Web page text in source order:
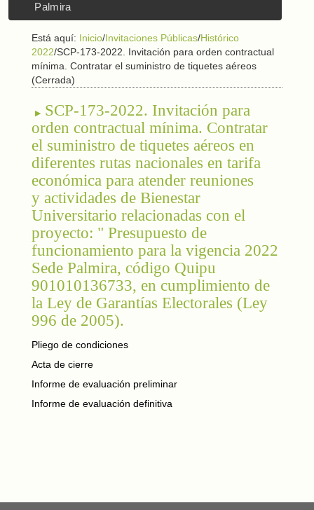
Palmira
Está aquí: Inicio/Invitaciones Públicas/Histórico
2022/SCP-173-2022. Invitación para orden contractual
mínima. Contratar el suministro de tiquetes aéreos
(Cerrada)
SCP-173-2022. Invitación para
orden contractual mínima. Contratar
el suministro de tiquetes aéreos en
diferentes rutas nacionales en tarifa
económica para atender reuniones
y actividades de Bienestar
Universitario relacionadas con el
proyecto: " Presupuesto de
funcionamiento para la vigencia 2022
Sede Palmira, código Quipu
901010136733, en cumplimiento de
la Ley de Garantías Electorales (Ley
996 de 2005).
Pliego de condiciones
Acta de cierre
Informe de evaluación preliminar
Informe de evaluación definitiva